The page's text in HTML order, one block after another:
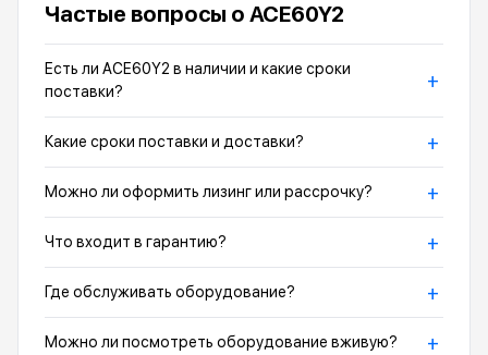
Частые вопросы о ACE60Y2
Есть ли ACE60Y2 в наличии и какие сроки
поставки?
+
Какие сроки поставки и доставки? +
Можно ли оформить лизинг или рассрочку? +
Что входит в гарантию? +
Где обслуживать оборудование? +
Можно ли посмотреть оборудование вживую? +